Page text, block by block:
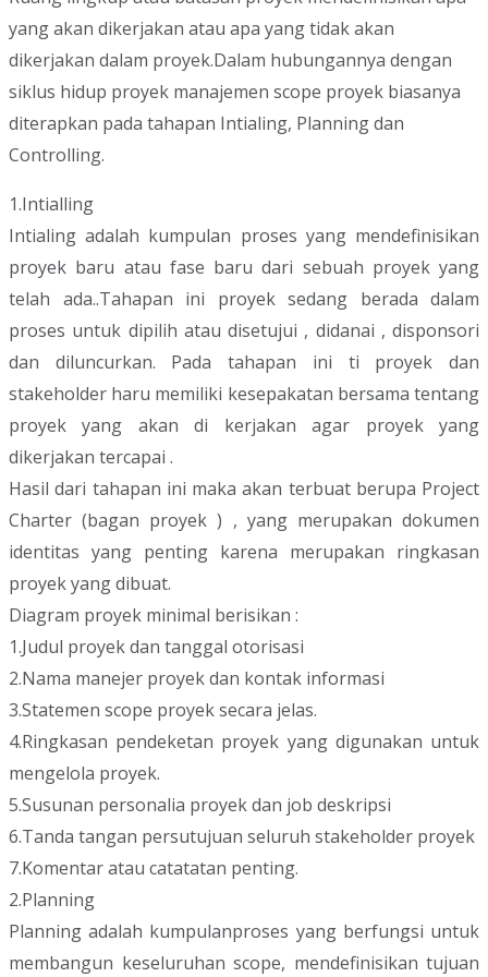
yang akan dikerjakan atau apa yang tidak akan
dikerjakan dalam proyek.Dalam hubungannya dengan
siklus hidup proyek manajemen scope proyek biasanya
diterapkan pada tahapan Intialing, Planning dan
Controlling.
1.Intialling
Intialing adalah kumpulan proses yang mendefinisikan
proyek baru atau fase baru dari sebuah proyek yang
telah ada..Tahapan ini proyek sedang berada dalam
proses untuk dipilih atau disetujui , didanai , disponsori
dan diluncurkan. Pada tahapan ini ti proyek dan
stakeholder haru memiliki kesepakatan bersama tentang
proyek yang akan di kerjakan agar proyek yang
dikerjakan tercapai .
Hasil dari tahapan ini maka akan terbuat berupa Project
Charter (bagan proyek ) , yang merupakan dokumen
identitas yang penting karena merupakan ringkasan
proyek yang dibuat.
Diagram proyek minimal berisikan :
1.Judul proyek dan tanggal otorisasi
2.Nama manejer proyek dan kontak informasi
3.Statemen scope proyek secara jelas.
4.Ringkasan pendeketan proyek yang digunakan untuk
mengelola proyek.
5.Susunan personalia proyek dan job deskripsi
6.Tanda tangan persutujuan seluruh stakeholder proyek
7.Komentar atau catatatan penting.
2.Planning
Planning adalah kumpulanproses yang berfungsi untuk
membangun keseluruhan scope, mendefinisikan tujuan